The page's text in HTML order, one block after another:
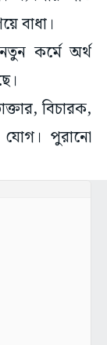
বাধা।
কর্মে অর্থ
বিচারক,
যোগ। পুরানো